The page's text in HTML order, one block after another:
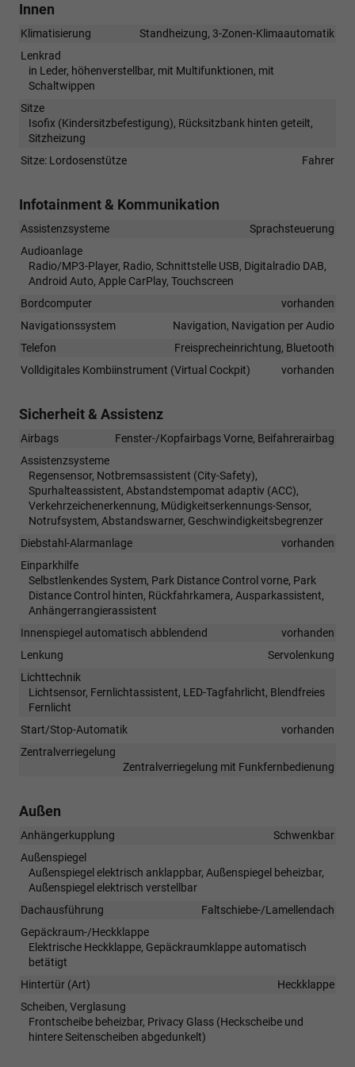
Innen
Klimatisierung
Standheizung, 3-Zonen-Klimaautomatik
Lenkrad
in Leder, höhenverstellbar, mit Multifunktionen, mit
Schaltwippen
Sitze
Isofix (Kindersitzbefestigung), Rücksitzbank hinten geteilt,
Sitzheizung
Sitze: Lordosenstütze
Fahrer
Infotainment & Kommunikation
Assistenzsysteme
Sprachsteuerung
Audioanlage
Radio/MP3-Player, Radio, Schnittstelle USB, Digitalradio DAB,
Android Auto, Apple CarPlay, Touchscreen
Bordcomputer
vorhanden
Navigationssystem
Navigation, Navigation per Audio
Telefon
Freisprecheinrichtung, Bluetooth
Volldigitales Kombiinstrument (Virtual Cockpit)
vorhanden
Sicherheit & Assistenz
Airbags
Fenster-/Kopfairbags Vorne, Beifahrerairbag
Assistenzsysteme
Regensensor, Notbremsassistent (City-Safety),
Spurhalteassistent, Abstandstempomat adaptiv (ACC),
Verkehrzeichenerkennung, Müdigkeitserkennungs-Sensor,
Notrufsystem, Abstandswarner, Geschwindigkeitsbegrenzer
Diebstahl-Alarmanlage
vorhanden
Einparkhilfe
Selbstlenkendes System, Park Distance Control vorne, Park
Distance Control hinten, Rückfahrkamera, Ausparkassistent,
Anhängerrangierassistent
Innenspiegel automatisch abblendend
vorhanden
Lenkung
Servolenkung
Lichttechnik
Lichtsensor, Fernlichtassistent, LED-Tagfahrlicht, Blendfreies
Fernlicht
Start/Stop-Automatik
vorhanden
Zentralverriegelung
Zentralverriegelung mit Funkfernbedienung
Außen
Anhängerkupplung
Schwenkbar
Außenspiegel
Außenspiegel elektrisch anklappbar, Außenspiegel beheizbar,
Außenspiegel elektrisch verstellbar
Dachausführung
Faltschiebe-/Lamellendach
Gepäckraum-/Heckklappe
Elektrische Heckklappe, Gepäckraumklappe automatisch
betätigt
Hintertür (Art)
Heckklappe
Scheiben, Verglasung
Frontscheibe beheizbar, Privacy Glass (Heckscheibe und
hintere Seitenscheiben abgedunkelt)